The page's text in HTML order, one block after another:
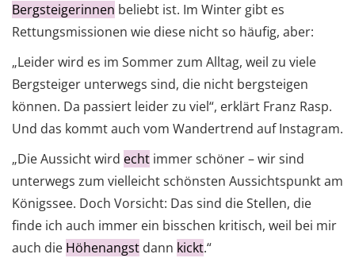
Bergsteigerinnen beliebt ist. Im Winter gibt es
Rettungsmissionen wie diese nicht so häufig, aber:
„Leider wird es im Sommer zum Alltag, weil zu viele
Bergsteiger unterwegs sind, die nicht bergsteigen
können. Da passiert leider zu viel“, erklärt Franz Rasp.
Und das kommt auch vom Wandertrend auf Instagram.
„Die Aussicht wird echt immer schöner – wir sind
unterwegs zum vielleicht schönsten Aussichtspunkt am
Königssee. Doch Vorsicht: Das sind die Stellen, die
finde ich auch immer ein bisschen kritisch, weil bei mir
auch die Höhenangst dann kickt.“